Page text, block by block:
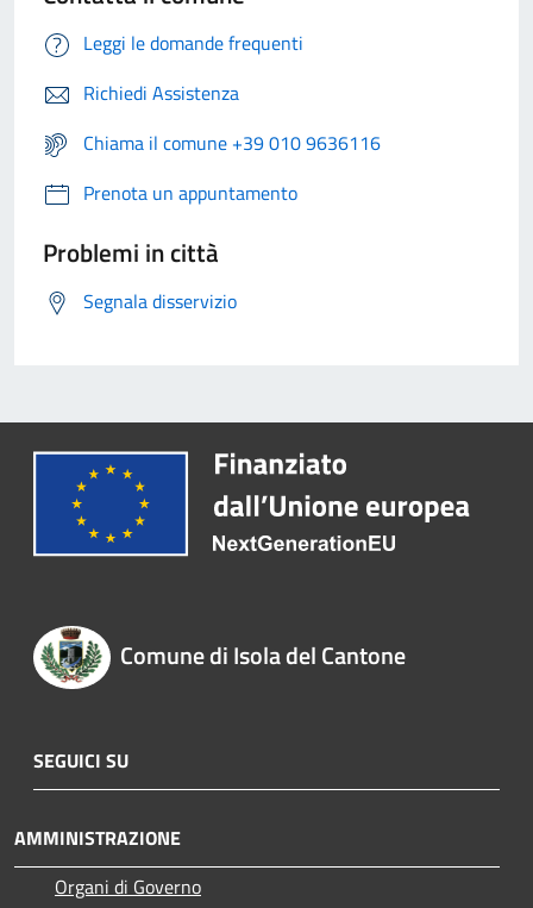
Leggi le domande frequenti
Richiedi Assistenza
Chiama il comune +39 010 9636116
Prenota un appuntamento
Problemi in città
Segnala disservizio
Comune di Isola del Cantone
SEGUICI SU
AMMINISTRAZIONE
Organi di Governo